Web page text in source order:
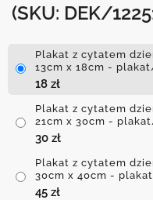
(SKU: DEK/
Plakat z cytatem
13cm x 18cm -
18 zł
Plakat z cytatem
21cm x 30cm -
30 zł
Plakat z cytatem
30cm x 40cm -
45 zł